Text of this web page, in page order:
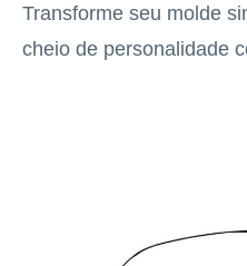
Transforme seu molde
cheio de personalidade